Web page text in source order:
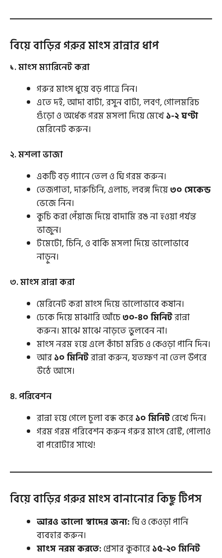
বিয়ে বাড়ির গরুর মাংস রান্নার ধাপ
১. মাংস ম্যারিনেট করা
গরুর মাংস ধুয়ে বড় পাত্রে নিন।
এতে দই, আদা বাটা, রসুন বাটা, লবণ, গোলমরিচ
গুঁড়ো ও অর্ধেক গরম মসলা দিয়ে মেখে১-২ ঘণ্টা
মেরিনেট করুন।
২. মশলা ভাজা
একটি বড় প্যানে তেল ও ঘি গরম করুন।
তেজপাতা, দারুচিনি, এলাচ, লবঙ্গ দিয়ে৩০ সেকেন্ড
ভেজে নিন।
কুচি করা পেঁয়াজ দিয়ে বাদামি রঙ না হওয়া পর্যন্ত
ভাজুন।
টমেটো, চিনি, ও বাকি মসলা দিয়ে ভালোভাবে
নাড়ুন।
৩. মাংস রান্না করা
মেরিনেট করা মাংস দিয়ে ভালোভাবে কষান।
ঢেকে দিয়ে মাঝারি আঁচে৩০-৪০ মিনিটরান্না
করুন। মাঝে মাঝে নাড়তে ভুলবেন না।
মাংস নরম হয়ে এলে কাঁচা মরিচ ও কেওড়া পানি দিন।
আর১০ মিনিটরান্না করুন, যতক্ষণ না তেল উপরে
উঠে আসে।
৪. পরিবেশন
রান্না হয়ে গেলে চুলা বন্ধ করে১০ মিনিটরেখে দিন।
গরম গরম পরিবেশন করুন গরুর মাংস রোস্ট, পোলাও
বা পরোটার সাথে!
বিয়ে বাড়ির গরুর মাংস বানানোর কিছু টিপস
আরও ভালো স্বাদের জন্য:ঘি ও কেওড়া পানি
ব্যবহার করুন।
মাংস নরম করতে:প্রেসার কুকারে১৫-২০ মিনিট